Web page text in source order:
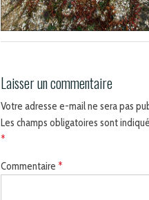
Laisser un commentaire
Votre adresse e-mail ne sera pas
Les champs obligatoires sont
*
Commentaire *